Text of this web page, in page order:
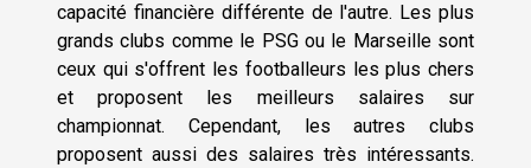
capacité financière différente de l'autre. Les plus
grands clubs comme le PSG ou le Marseille sont
ceux qui s'offrent les footballeurs les plus chers
et proposent les meilleurs salaires sur
championnat. Cependant, les autres clubs
proposent aussi des salaires très intéressants.